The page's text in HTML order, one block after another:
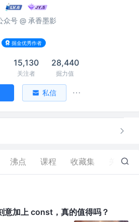
众号 @ 承香墨影
掘金优秀作者
15,130
关注者
28,440
掘力值
私信
沸点 课程 收藏集 关注
加上 const，真的值得吗？